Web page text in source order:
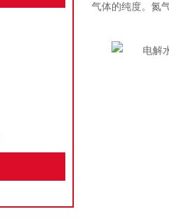
气体的纯度。氮